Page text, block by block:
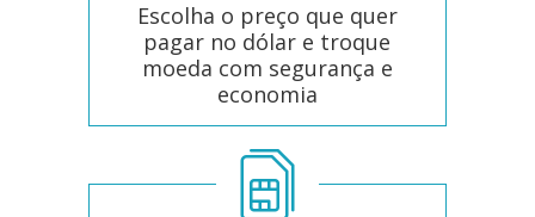
Escolha o preço que quer
pagar no dólar e troque
moeda com segurança e
economia